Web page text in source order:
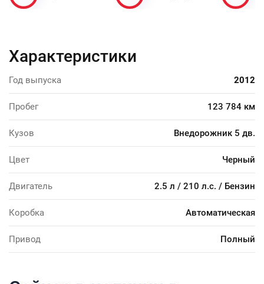
Характеристики
Год выпуска 2012
Пробег 123 784 км
Кузов Внедорожник 5 дв.
Цвет Черный
Двигатель 2.5 л / 210 л.с. / Бензин
Коробка Автоматическая
Привод Полный